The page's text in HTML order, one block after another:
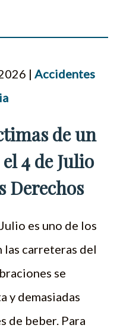
| Accidentes
de un
4 de Julio
Derechos
es uno de los
las carreteras del
se
y demasiadas
de beber. Para